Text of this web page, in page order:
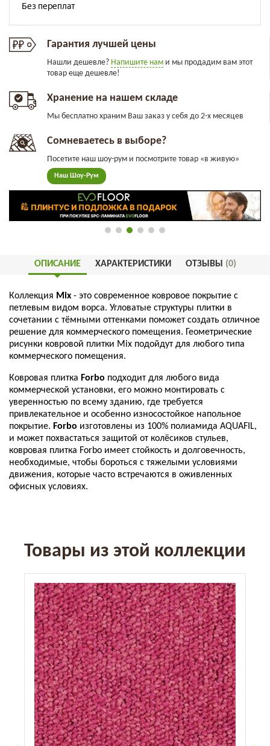
Гарантия лучшей цены
Нашли дешевле? Напишите нам и мы продадим вам этот
товар еще дешевле!
Хранение на нашем складе
Мы бесплатно храним Ваш заказ у себя до 2-х месяцев
Сомневаетесь в выборе?
Посетите наш шоу-рум и посмотрите товар «в живую»
Наш Шоу-Рум
ОПИСАНИЕ ХАРАКТЕРИСТИКИ ОТЗЫВЫ (0)
Коллекция Mix - это современное ковровое покрытие с
петлевым видом ворса. Угловатые структуры плитки в
сочетании с тёмными оттенками поможет создать отличное
решение для коммерческого помещения. Геометрические
рисунки ковровой плитки Mix подойдут для любого типа
коммерческого помещения.
Ковровая плитка Forbo подходит для любого вида
коммерческой установки, его можно монтировать с
уверенностью по всему зданию, где требуется
привлекательное и особенно износостойкое напольное
покрытие. Forbo изготовлены из 100% полиамида AQUAFIL,
и может похвастаться защитой от колёсиков стульев,
ковровая плитка Forbo имеет стойкость и долговечность,
необходимые, чтобы бороться с тяжелыми условиями
движения, которые часто встречаются в оживленных
офисных условиях.
Товары из этой коллекции